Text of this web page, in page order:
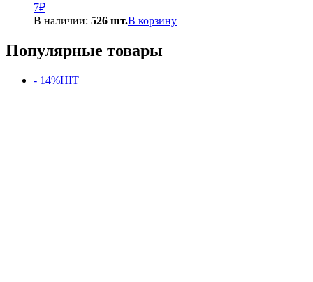
7₽
В наличии: 526 шт.В корзину
Популярные товары
- 14%HIT